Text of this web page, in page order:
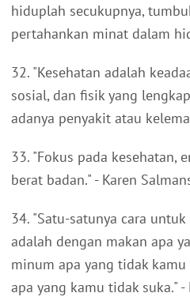
hiduplah secukupnya,
pertahankan minat dalam
32. "Kesehatan adalah
sosial, dan fisik yang
adanya penyakit atau
33. "Fokus pada kesehatan,
berat badan." - Karen
34. "Satu-satunya cara
adalah dengan makan apa
minum apa yang tidak
apa yang kamu tidak suka." -